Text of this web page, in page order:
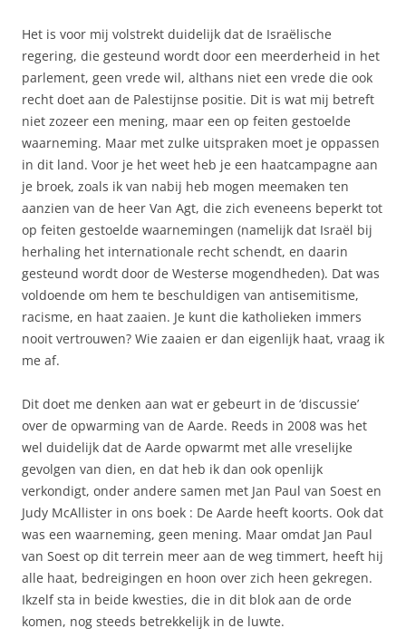
Het is voor mij volstrekt duidelijk dat de Israëlische
regering, die gesteund wordt door een meerderheid in het
parlement, geen vrede wil, althans niet een vrede die ook
recht doet aan de Palestijnse positie. Dit is wat mij betreft
niet zozeer een mening, maar een op feiten gestoelde
waarneming. Maar met zulke uitspraken moet je oppassen
in dit land. Voor je het weet heb je een haatcampagne aan
je broek, zoals ik van nabij heb mogen meemaken ten
aanzien van de heer Van Agt, die zich eveneens beperkt tot
op feiten gestoelde waarnemingen (namelijk dat Israël bij
herhaling het internationale recht schendt, en daarin
gesteund wordt door de Westerse mogendheden). Dat was
voldoende om hem te beschuldigen van antisemitisme,
racisme, en haat zaaien. Je kunt die katholieken immers
nooit vertrouwen? Wie zaaien er dan eigenlijk haat, vraag ik
me af.
Dit doet me denken aan wat er gebeurt in de ‘discussie’
over de opwarming van de Aarde. Reeds in 2008 was het
wel duidelijk dat de Aarde opwarmt met alle vreselijke
gevolgen van dien, en dat heb ik dan ook openlijk
verkondigt, onder andere samen met Jan Paul van Soest en
Judy McAllister in ons boek : De Aarde heeft koorts. Ook dat
was een waarneming, geen mening. Maar omdat Jan Paul
van Soest op dit terrein meer aan de weg timmert, heeft hij
alle haat, bedreigingen en hoon over zich heen gekregen.
Ikzelf sta in beide kwesties, die in dit blok aan de orde
komen, nog steeds betrekkelijk in de luwte.